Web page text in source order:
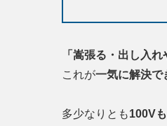
「嵩張る・出し入
これが一気に解決で
多少なりとも100V